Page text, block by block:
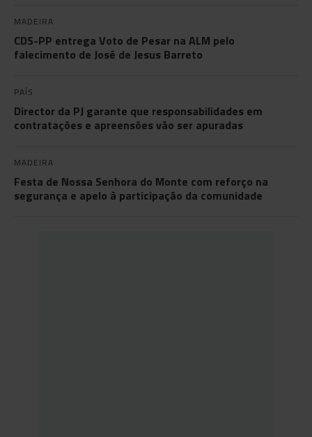
MADEIRA
CDS-PP entrega Voto de Pesar na ALM pelo
falecimento de José de Jesus Barreto
PAÍS
Director da PJ garante que responsabilidades em
contratações e apreensões vão ser apuradas
MADEIRA
Festa de Nossa Senhora do Monte com reforço na
segurança e apelo à participação da comunidade